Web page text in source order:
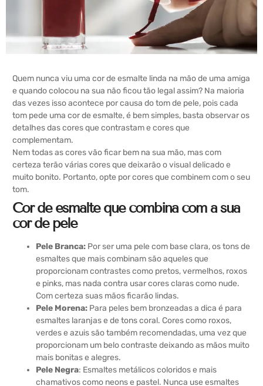
Quem nunca viu uma cor de esmalte linda na mão de uma amiga
e quando colocou na sua não ficou tão legal assim? Na maioria
das vezes isso acontece por causa do tom de pele, pois cada
tom pede uma cor de esmalte, é bem simples, basta observar os
detalhes das cores que contrastam e cores que
complementam.
Nem todas as cores vão ficar bem na sua mão, mas com
certeza terão várias cores que deixarão o visual delicado e
muito bonito. Portanto, opte por cores que combinem com o seu
tom.
Cor de esmalte que combina com a sua
cor de pele
Pele Branca: Por ser uma pele com base clara, os tons de
esmaltes que mais combinam são aqueles que
proporcionam contrastes como pretos, vermelhos, roxos
e pinks, mas nada contra usar cores claras como nude.
Com certeza suas mãos ficarão lindas.
Pele Morena: Para peles bem bronzeadas a dica é para
esmaltes laranjas e de tons coral. Cores como roxos,
verdes e azuis são também recomendadas, uma vez que
proporcionam um belo contraste deixando as mãos muito
mais bonitas e alegres.
Pele Negra: Esmaltes metálicos coloridos e mais
chamativos como neons e pastel. Nunca use esmaltes